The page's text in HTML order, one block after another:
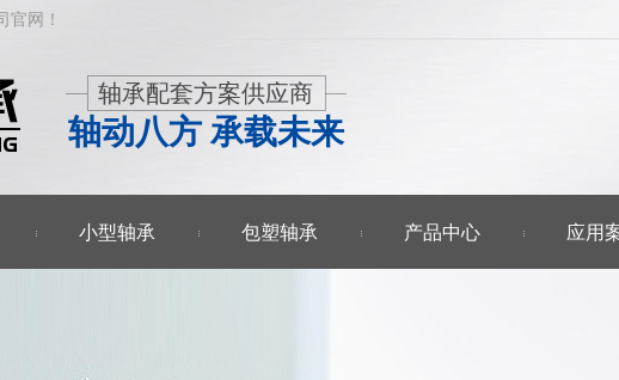
官网！
轴承配套方案供应商
轴动八方 承载未来
小型轴承 包塑轴承 产品中心 应用